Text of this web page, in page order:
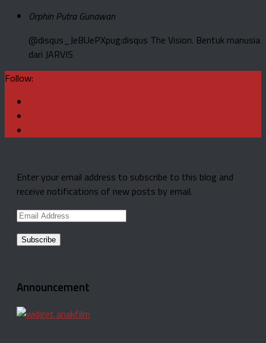
Orphin Putra Gunawan
@disqus_JeBUePXpug:disqus The Vision. Bentuk manusia
dari JARVIS
Follow:
Enter your email address to subscribe to this blog and
receive notifications of new posts by email.
Email
Announcement